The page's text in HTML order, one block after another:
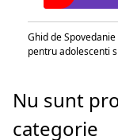
Ghid de Spovedanie
pentru adolescenti
Nu sunt
categorie